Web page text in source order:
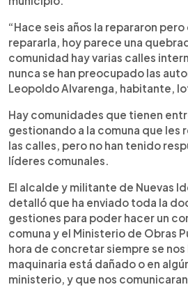
“Hace seis años la repararon pero
repararla, hoy parece una
comunidad hay varias calles
nunca se han preocupado las
Leopoldo Alvarenga, habitante,
Hay comunidades que tienen
gestionando a la comuna que les
las calles, pero no han tenido
líderes comunales.
El alcalde y militante de Nuevas
detalló que ha enviado toda la
gestiones para poder hacer un
comuna y el Ministerio de Obras
hora de concretar siempre se nos
maquinaria está dañado o en
ministerio, y que nos